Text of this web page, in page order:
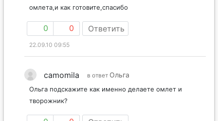
омлета,и как готовите,спасибо
0 0 Ответить
22.09.10 09:55
camomila в ответ Ольга
Ольга подскажите как именно делаете омлет и
творожник?